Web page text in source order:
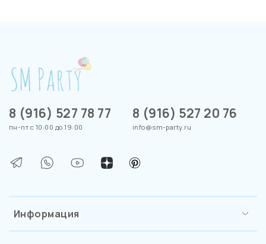
Информация
8 (916) 527 78 77
пн-пт с 10:00 до 19:00
8 (916) 527 20 76
info@sm-party.ru